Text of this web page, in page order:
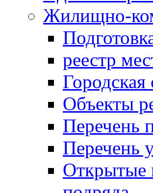
Жилищно-
реестр
Городская
Объекты
Перечень
Перечень
Открытые